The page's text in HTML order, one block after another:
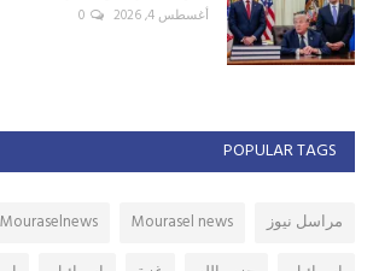
أغسطس 4, 2026 0
POPULAR TAGS
مراسل نيوز Mourasel news
Mouraselnews